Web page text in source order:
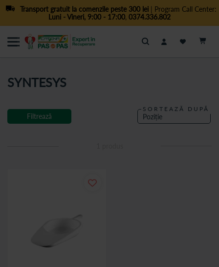
Transport gratuit la comenzile peste 300 lei| Program Call Center:
Luni - Vineri, 9:00 - 17:00, 0374.336.802
Cautare
SYNTESYS
SORTEAZĂ DUPĂ
Filtrează